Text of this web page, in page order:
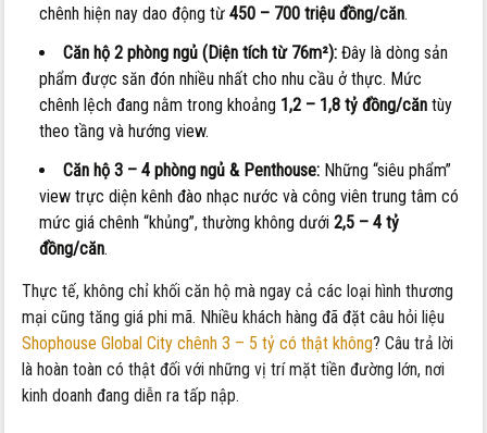
chênh hiện nay dao động từ450 – 700 triệu đồng/căn.
Căn hộ 2 phòng ngủ (Diện tích từ 76m²): Đây là dòng sản
phẩm được săn đón nhiều nhất cho nhu cầu ở thực. Mức
chênh lệch đang nằm trong khoảng 1,2 – 1,8 tỷ đồng/căn tùy
theo tầng và hướng view.
Căn hộ 3 – 4 phòng ngủ & Penthouse: Những “siêu phẩm”
view trực diện kênh đào nhạc nước và công viên trung tâm có
mức giá chênh “khủng”, thường không dưới2,5 – 4 tỷ
đồng/căn.
Thực tế, không chỉ khối căn hộ mà ngay cả các loại hình thương
mại cũng tăng giá phi mã. Nhiều khách hàng đã đặt câu hỏi liệu
Shophouse Global City chênh 3 – 5 tỷ có thật không? Câu trả lời
là hoàn toàn có thật đối với những vị trí mặt tiền đường lớn, nơi
kinh doanh đang diễn ra tấp nập.